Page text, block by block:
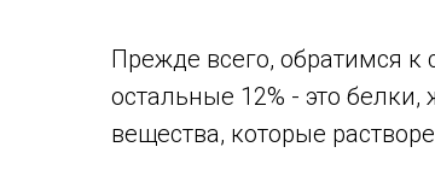
Прежде всего, обратимся к
остальные 12% - это
вещества, которые